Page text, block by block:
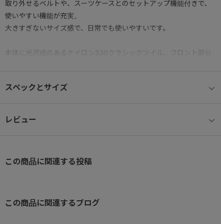
取り外せるベルトや、スーツケースとのセットアップ機能付きで、
使いやすい機能が充実。
大きすぎないサイズ感で、日常でも使いやすいです。
本体に光沢感のあるナイロン330クラシックツイル、フロント部分
● 内装ポケット
ポケットへ小物を分けて収納出来るので、荷物が散らばらず便利に
定期券等の収納に便利なフロントポケット。 サッと取り出したいIC
● ショルダーベルト
スペックとサイズ
レビュー
この商品に関連する投稿
この商品に関連するブログ